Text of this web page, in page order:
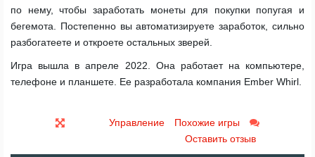
по нему, чтобы заработать монеты для покупки попугая и
бегемота. Постепенно вы автоматизируете заработок, сильно
разбогатеете и откроете остальных зверей.
Игра вышла в апреле 2022. Она работает на компьютере,
телефоне и планшете. Ее разработала компания Ember Whirl.
Управление
Похожие игры
Оставить отзыв